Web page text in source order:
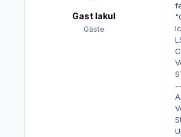
Gast lakul
Gäste